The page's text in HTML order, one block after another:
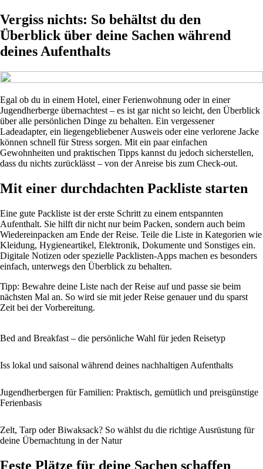
Vergiss nichts: So behältst du den
Überblick über deine Sachen während
deines Aufenthalts
Egal ob du in einem Hotel, einer Ferienwohnung oder in einer
Jugendherberge übernachtest – es ist gar nicht so leicht, den Überblick
über alle persönlichen Dinge zu behalten. Ein vergessener
Ladeadapter, ein liegengebliebener Ausweis oder eine verlorene Jacke
können schnell für Stress sorgen. Mit ein paar einfachen
Gewohnheiten und praktischen Tipps kannst du jedoch sicherstellen,
dass du nichts zurücklässt – von der Anreise bis zum Check-out.
Mit einer durchdachten Packliste starten
Eine gute Packliste ist der erste Schritt zu einem entspannten
Aufenthalt. Sie hilft dir nicht nur beim Packen, sondern auch beim
Wiedereinpacken am Ende der Reise. Teile die Liste in Kategorien wie
Kleidung, Hygieneartikel, Elektronik, Dokumente und Sonstiges ein.
Digitale Notizen oder spezielle Packlisten-Apps machen es besonders
einfach, unterwegs den Überblick zu behalten.
Tipp: Bewahre deine Liste nach der Reise auf und passe sie beim
nächsten Mal an. So wird sie mit jeder Reise genauer und du sparst
Zeit bei der Vorbereitung.
Bed and Breakfast – die persönliche Wahl für jeden Reisetyp
Iss lokal und saisonal während deines nachhaltigen Aufenthalts
Jugendherbergen für Familien: Praktisch, gemütlich und preisgünstige
Ferienbasis
Zelt, Tarp oder Biwaksack? So wählst du die richtige Ausrüstung für
deine Übernachtung in der Natur
Feste Plätze für deine Sachen schaffen